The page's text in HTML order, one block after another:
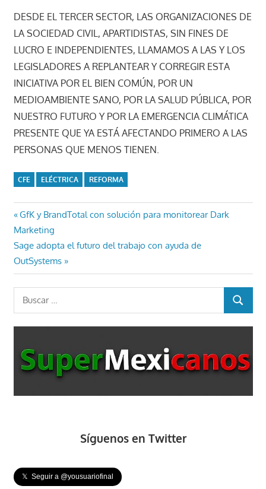
DESDE EL TERCER SECTOR, LAS ORGANIZACIONES DE
LA SOCIEDAD CIVIL, APARTIDISTAS, SIN FINES DE
LUCRO E INDEPENDIENTES, LLAMAMOS A LAS Y LOS
LEGISLADORES A REPLANTEAR Y CORREGIR ESTA
INICIATIVA POR EL BIEN COMÚN, POR UN
MEDIOAMBIENTE SANO, POR LA SALUD PÚBLICA, POR
NUESTRO FUTURO Y POR LA EMERGENCIA CLIMÁTICA
PRESENTE QUE YA ESTÁ AFECTANDO PRIMERO A LAS
PERSONAS QUE MENOS TIENEN.
CFE ELÉCTRICA REFORMA
Navegación
de
entradas
Entrada
anterior:
GfK y BrandTotal con solución para monitorear Dark
Marketing
Entrada
siguiente:
Sage adopta el futuro del trabajo con ayuda de
OutSystems
Buscar:
BUSCAR
Síguenos en Twitter
𝕏 Seguir a @yousuariofinal